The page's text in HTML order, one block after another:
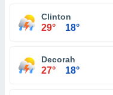
Clinton
29° 18°
Decorah
27° 18°